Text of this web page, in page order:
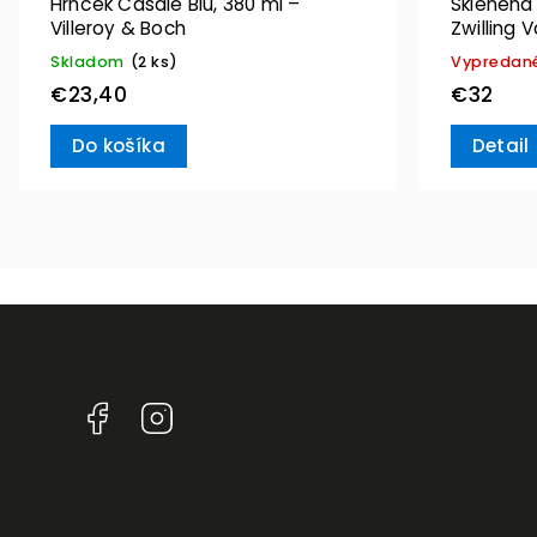
Villeroy & Boch
Skladom (2 ks)
€23,40
Do košíka
Zwilling
€32
Detail
Facebook